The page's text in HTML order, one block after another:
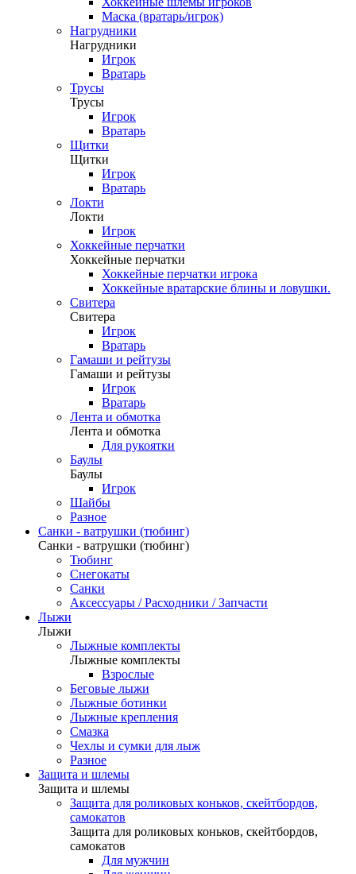
Маска (вратарь/игрок)
Нагрудники
Нагрудники
Игрок
Вратарь
Трусы
Трусы
Игрок
Вратарь
Щитки
Щитки
Игрок
Вратарь
Локти
Локти
Игрок
Хоккейные перчатки
Хоккейные перчатки
Хоккейные перчатки игрока
Хоккейные вратарские блины и ловушки.
Свитера
Свитера
Игрок
Вратарь
Гамаши и рейтузы
Гамаши и рейтузы
Игрок
Вратарь
Лента и обмотка
Лента и обмотка
Для рукоятки
Баулы
Баулы
Игрок
Шайбы
Разное
Санки - ватрушки (тюбинг)
Санки - ватрушки (тюбинг)
Тюбинг
Снегокаты
Санки
Аксессуары / Расходники / Запчасти
Лыжи
Лыжи
Лыжные комплекты
Лыжные комплекты
Взрослые
Беговые лыжи
Лыжные ботинки
Лыжные крепления
Смазка
Чехлы и сумки для лыж
Разное
Защита и шлемы
Защита и шлемы
Защита для роликовых коньков, скейтбордов,
самокатов
Защита для роликовых коньков, скейтбордов,
самокатов
Для мужчин